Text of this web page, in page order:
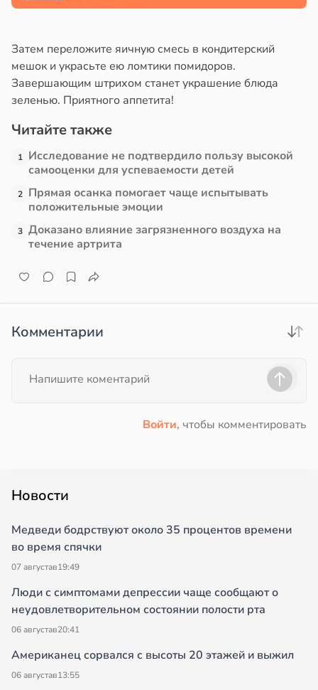
Затем переложите яичную смесь в кондитерский
мешок и украсьте ею ломтики помидоров.
Завершающим штрихом станет украшение блюда
зеленью. Приятного аппетита!
Читайте также
1 Исследование не подтвердило пользу высокой
самооценки для успеваемости детей
2 Прямая осанка помогает чаще испытывать
положительные эмоции
3 Доказано влияние загрязненного воздуха на
течение артрита
Комментарии
Войти, чтобы комментировать
Новости
Медведи бодрствуют около 35 процентов времени
во время спячки
07 августав19:49
Люди с симптомами депрессии чаще сообщают о
неудовлетворительном состоянии полости рта
06 августав20:41
Американец сорвался с высоты 20 этажей и выжил
06 августав13:55